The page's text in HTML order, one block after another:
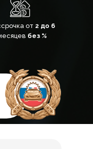
от 2 до 6
без %